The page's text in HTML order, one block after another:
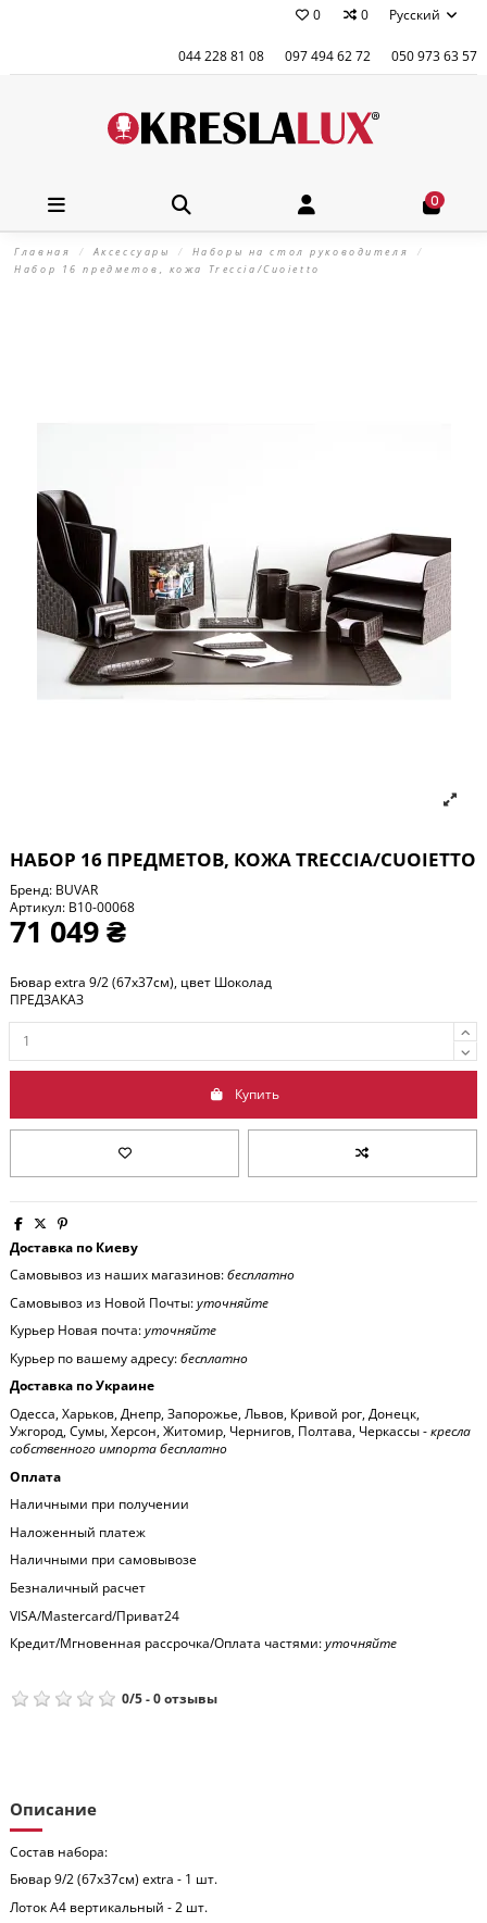
0 0 Русский
044 228 81 08 097 494 62 72 050 973 63 57
0
Главная Аксессуары
Наборы на стол руководителя
Набор 16 предметов, кожа Treccia/Сuoietto
НАБОР 16 ПРЕДМЕТОВ, КОЖА TRECCIA/СUOIETTO
Бренд: BUVAR
Артикул: B10-00068
71 049 ₴
Бювар extra 9/2 (67x37см), цвет Шоколад
ПРЕДЗАКАЗ
Купить
Доставка по Киеву
Самовывоз из наших магазинов:бесплатно
Самовывоз из Новой Почты:уточняйте
Курьер Новая почта:уточняйте
Курьер по вашему адресу:бесплатно
Доставка по Украине
Одесса, Харьков, Днепр, Запорожье, Львов, Кривой рог, Донецк,
Ужгород, Сумы, Херсон, Житомир, Чернигов, Полтава, Черкассы -кресла
собственного импорта бесплатно
Оплата
Наличными при получении
Наложенный платеж
Наличными при самовывозе
Безналичный расчет
VISA/Mastercard/Приват24
Кредит/Мгновенная рассрочка/Оплата частями:уточняйте
0/5-0отзывы
Описание
Состав набора:
Бювар 9/2 (67x37см) extra - 1 шт.
Лоток А4 вертикальный - 2 шт.